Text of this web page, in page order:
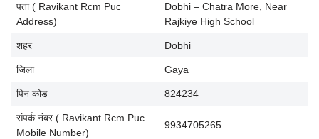
पता ( Ravikant Rcm Puc
Address)
Dobhi – Chatra More, Near
Rajkiye High School
शहर Dobhi
जिला Gaya
पिन कोड 824234
संपर्क नंबर ( Ravikant Rcm Puc
Mobile Number)
9934705265